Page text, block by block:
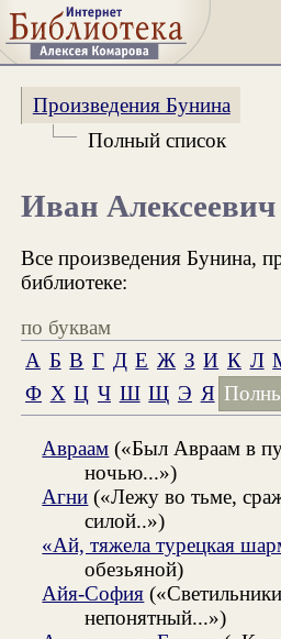
Произведения Бунина
Полный список
Иван
Все произведения Бунина,
библиотеке:
по буквам
А Б В Г Д Е Ж З И К Л
Ф Х Ц Ч Ш Щ Э Я
Авраам («Был Авраам в
ночью...»)
Агни («Лежу во тьме,
силой..»)
«Ай, тяжела турецкая
обезьяной)
Айя-София
непонятный...»)